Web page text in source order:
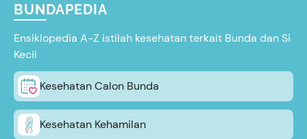
BUNDAPEDIA
Ensiklopedia A-Z istilah kesehatan terkait Bunda dan Si
Kecil
Kesehatan Calon Bunda
Kesehatan Kehamilan